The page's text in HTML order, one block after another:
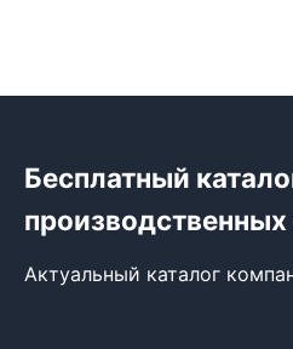
Бесплатный
Актуальный каталог